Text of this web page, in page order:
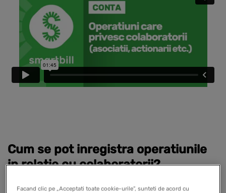
Cum se pot inregistra operatiunile
in relatie cu colaboratorii?
Atunci cand se inregistreaza note contabile diverse sau
Facand clic pe „Acceptati toate cookie-urile”, sunteti de acord cu